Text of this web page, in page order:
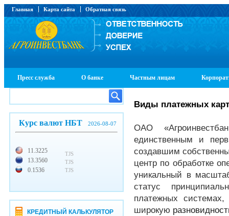
Главная Карта сайта Обратная связь
Пресс служба О банке Частным лицам
Курс валют НБТ 2026-08-07
11.3225
13.3560
0.1536
TJS
TJS
TJS
КРЕДИТНЫЙ КАЛЬКУЛЯТОР
Виды платежных карт
ОАО
единственным и
создавшим
центр по обработке
уникальный в
статус
платежных
широкую